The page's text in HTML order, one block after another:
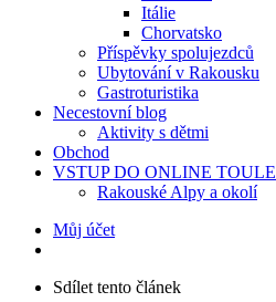
Itálie
Chorvatsko
Příspěvky spolujezdců
Ubytování v Rakousku
Gastroturistika
Necestovní blog
Aktivity s dětmi
Obchod
VSTUP DO ONLINE
Rakouské Alpy a okolí
Můj účet
Sdílet tento článek